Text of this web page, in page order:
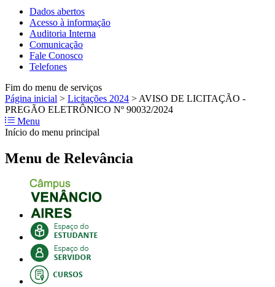
Dados abertos
Acesso à informação
Auditoria Interna
Comunicação
Fale Conosco
Telefones
Fim do menu de serviços
Página inicial > Licitações 2024 > AVISO DE LICITAÇÃO -
PREGÃO ELETRÔNICO Nº 90032/2024
Menu
Início do menu principal
Menu de Relevância